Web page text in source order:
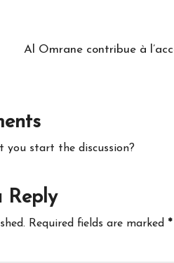
Al Omrane contribue à
you start the discussion?
Reply
Required fields are marked *